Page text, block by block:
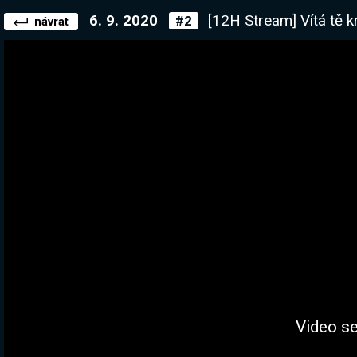
návrat 6. 9. 2020 #2 [12H Stream] Vítá tě král. Jdeme si pro
Video